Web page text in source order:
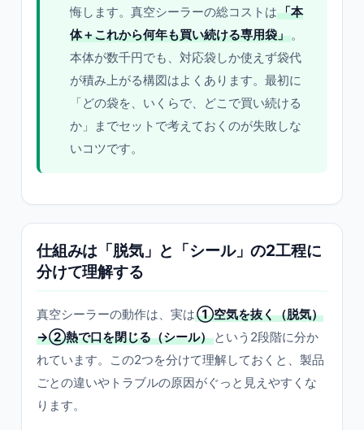
悔します。真空シーラーの総コストは「本
体＋これから何年も買い続ける専用袋」。
本体が数千円でも、対応袋しか使えず袋代
が積み上がる構図はよくあります。最初に
「どの袋を、いくらで、どこで買い続ける
か」までセットで考えておくのが失敗しな
いコツです。
仕組みは「脱気」と「シール」の2工程に
分けて理解する
真空シーラーの動作は、実は①空気を抜く（脱気）
→②熱で口を閉じる（シール） という2段階に分か
れています。この2つを分けて理解しておくと、製品
ごとの違いやトラブルの原因がぐっと見えやすくな
ります。